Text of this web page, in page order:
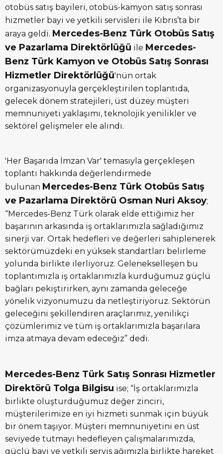
otobüs satış bayileri, otobüs-kamyon satış sonrası
hizmetler bayi ve yetkili servisleri ile Kıbrıs’ta bir
araya geldi. Mercedes-Benz Türk Otobüs Satış
ve Pazarlama Direktörlüğü ile Mercedes-
Benz Türk Kamyon ve Otobüs Satış Sonrası
Hizmetler Direktörlüğü'nün ortak
organizasyonuyla gerçekleştirilen toplantıda,
gelecek dönem stratejileri, üst düzey müşteri
memnuniyeti yaklaşımı, teknolojik yenilikler ve
sektörel gelişmeler ele alındı.
'Her Başarıda İmzan Var' temasıyla gerçekleşen
toplantı hakkında değerlendirmede
bulunan Mercedes-Benz Türk Otobüs Satış
ve Pazarlama Direktörü Osman Nuri Aksoy;
“Mercedes-Benz Türk olarak elde ettiğimiz her
başarının arkasında iş ortaklarımızla sağladığımız
sinerji var. Ortak hedefleri ve değerleri sahiplenerek
sektörümüzdeki en yüksek standartları belirleme
yolunda birlikte ilerliyoruz. Gelenekselleşen bu
toplantımızla iş ortaklarımızla kurduğumuz güçlü
bağları pekiştirirken, aynı zamanda geleceğe
yönelik vizyonumuzu da netleştiriyoruz. Sektörün
geleceğini şekillendiren araçlarımız, yenilikçi
çözümlerimiz ve tüm iş ortaklarımızla başarılara
imza atmaya devam edeceğiz” dedi.
Mercedes-Benz Türk Satış Sonrası Hizmetler
Direktörü Tolga Bilgisu ise; “İş ortaklarımızla
birlikte oluşturduğumuz değer zinciri,
müşterilerimize en iyi hizmeti sunmak için büyük
bir önem taşıyor. Müşteri memnuniyetini en üst
seviyede tutmayı hedefleyen çalışmalarımızda,
güçlü bayi ve yetkili servis ağımızla birlikte hareket